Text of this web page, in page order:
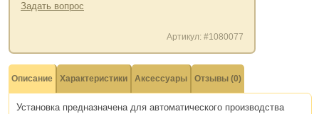
Задать вопрос
Артикул: #1080077
Описание Характеристики Аксессуары Отзывы (0)
Установка предназначена для автоматического производства